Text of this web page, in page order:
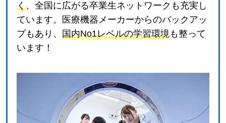
く、全国に広がる卒業生ネットワークも充実し
ています。医療機器メーカーからのバックアッ
プもあり、国内No1レベルの学習環境も整って
います！